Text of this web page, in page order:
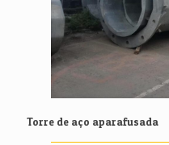
Torre de aço aparafusada